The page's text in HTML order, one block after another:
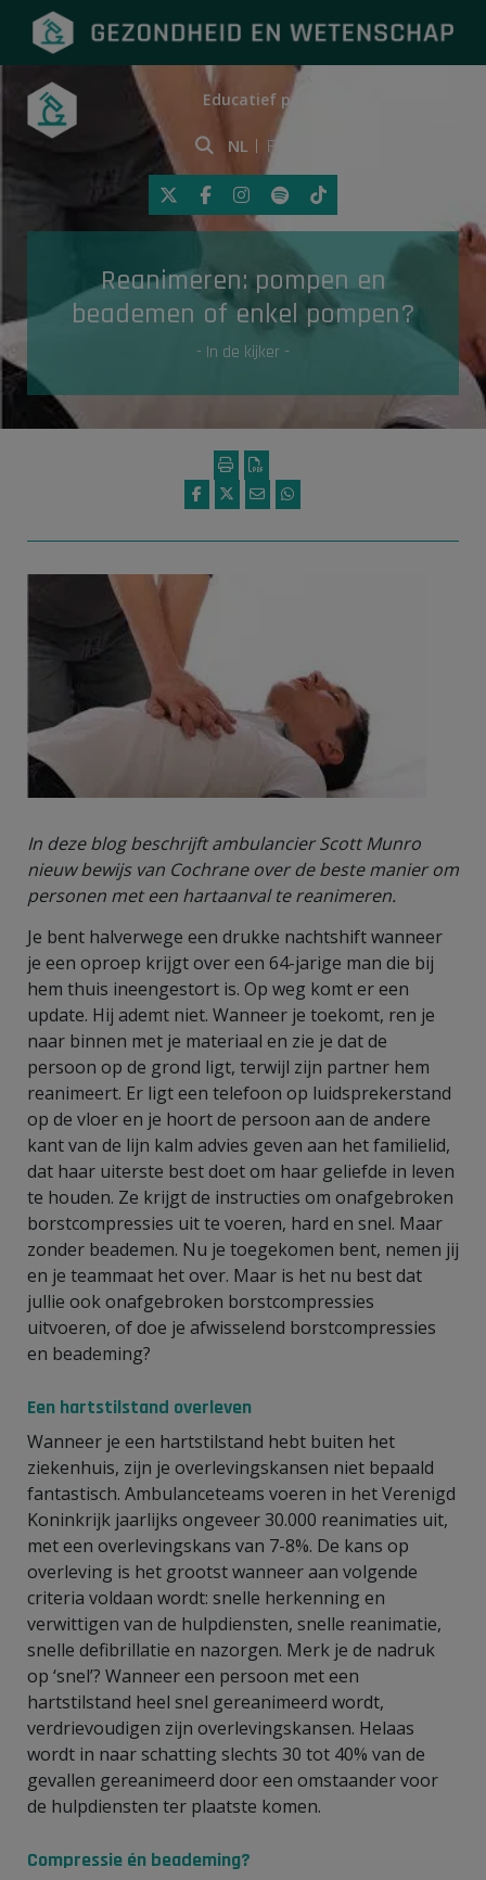
Onderwerpen
Gezondheid in de media
Educatief pakket
NL FR
Klik op deze link om
Reanimeren: pompen en
beademen of enkel pompen?
- In de kijker -
In deze blog beschrijft ambulancier Scott Munro
nieuw bewijs van Cochrane over de beste manier om
personen met een hartaanval te reanimeren.
Je bent halverwege een drukke nachtshift wanneer
je een oproep krijgt over een 64-jarige man die bij
hem thuis ineengestort is. Op weg komt er een
update. Hij ademt niet. Wanneer je toekomt, ren je
naar binnen met je materiaal en zie je dat de
persoon op de grond ligt, terwijl zijn partner hem
reanimeert. Er ligt een telefoon op luidsprekerstand
op de vloer en je hoort de persoon aan de andere
kant van de lijn kalm advies geven aan het familielid,
dat haar uiterste best doet om haar geliefde in leven
te houden. Ze krijgt de instructies om onafgebroken
borstcompressies uit te voeren, hard en snel. Maar
zonder beademen. Nu je toegekomen bent, nemen jij
en je teammaat het over. Maar is het nu best dat
jullie ook onafgebroken borstcompressies
uitvoeren, of doe je afwisselend borstcompressies
en beademing?
Een hartstilstand overleven
Wanneer je een hartstilstand hebt buiten het
ziekenhuis, zijn je overlevingskansen niet bepaald
fantastisch. Ambulanceteams voeren in het Verenigd
Koninkrijk jaarlijks ongeveer 30.000 reanimaties uit,
met een overlevingskans van 7-8%. De kans op
overleving is het grootst wanneer aan volgende
criteria voldaan wordt: snelle herkenning en
verwittigen van de hulpdiensten, snelle reanimatie,
snelle defibrillatie en nazorgen. Merk je de nadruk
op ‘snel’? Wanneer een persoon met een
hartstilstand heel snel gereanimeerd wordt,
verdrievoudigen zijn overlevingskansen. Helaas
wordt in naar schatting slechts 30 tot 40% van de
gevallen gereanimeerd door een omstaander voor
de hulpdiensten ter plaatste komen.
Compressie én beademing?